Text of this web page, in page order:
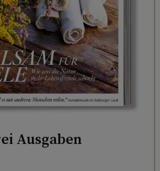
Ausgaben